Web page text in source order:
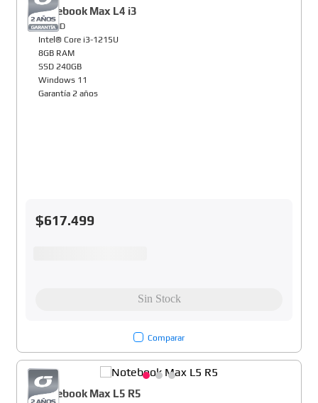
Notebook Max L4 i3
14" HD
Intel® Core i3-1215U
8GB RAM
SSD 240GB
Windows 11
Garantía 2 años
$617.499
Comparar
Notebook Max L5 R5